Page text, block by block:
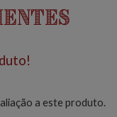
a este produto.